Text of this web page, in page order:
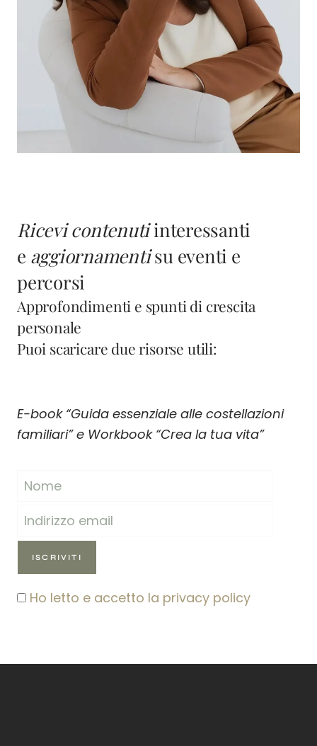
Ricevi contenutiinteressanti
e aggiornamentisu eventi e
percorsi
Approfondimenti e spunti di crescita
personale
Puoi scaricare due risorse utili:
E-book “Guida essenziale alle costellazioni
familiari” e Workbook “Crea la tua vita”
Ho letto e accetto la privacy policy